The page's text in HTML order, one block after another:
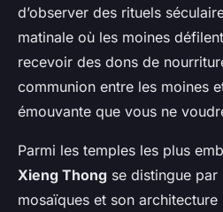
d’observer des rituels
matinale où les moines
recevoir des dons de
communion entre les moines
émouvante que vous ne
Parmi les temples les plus
Xieng Thong se distingue
mosaïques et son